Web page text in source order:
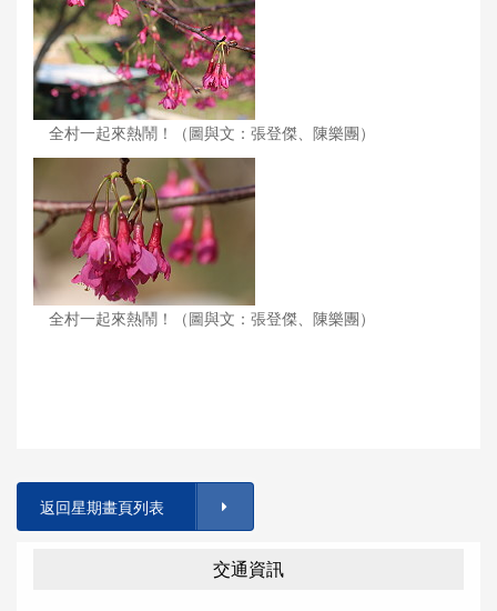
全村一起來熱鬧！（圖與文：張登傑、陳樂團）
全村一起來熱鬧！（圖與文：張登傑、陳樂團）
返回星期畫頁列表
交通資訊